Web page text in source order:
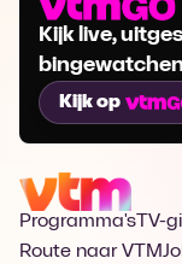
Kijk live,
bingewatchen
Kijk op
Programma's TV-
Route naar VTM